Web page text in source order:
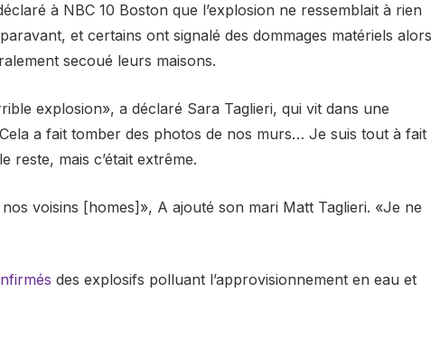
à NBC 10 Boston que l’explosion ne ressemblait à rien
et certains ont signalé des dommages matériels alors
secoué leurs maisons.
explosion», a déclaré Sara Taglieri, qui vit dans une
a fait tomber des photos de nos murs… Je suis tout à fait
reste, mais c’était extrême.
voisins [homes]», A ajouté son mari Matt Taglieri. «Je ne
des explosifs polluant l’approvisionnement en eau et